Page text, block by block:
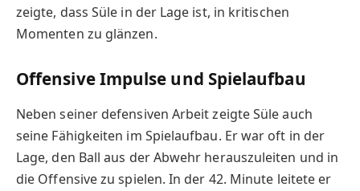
zeigte, dass Süle in der Lage ist, in kritischen
Momenten zu glänzen.
Offensive Impulse und Spielaufbau
Neben seiner defensiven Arbeit zeigte Süle auch
seine Fähigkeiten im Spielaufbau. Er war oft in der
Lage, den Ball aus der Abwehr herauszuleiten und in
die Offensive zu spielen. In der 42. Minute leitete er